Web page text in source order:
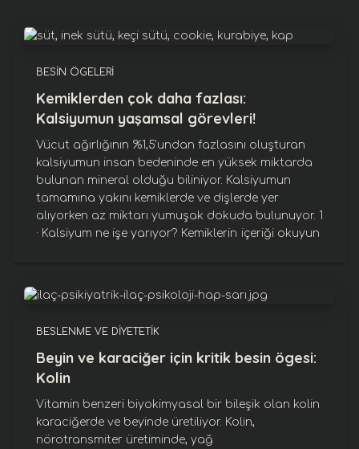
BESIN ÖGELERI
Kemiklerden çok daha fazlası:
Kalsiyumun yaşamsal görevleri!
Vücut ağırlığının %1,5’undan fazlasını oluşturan
kalsiyumun insan bedeninde en yüksek miktarda
bulunan mineral olduğu biliniyor. Kalsiyumun
tamamına yakını kemiklerde ve dişlerde yer
alıyorken az miktarı yumuşak dokuda bulunuyor. 1
· Kalsiyum ne işe yarıyor? Kemiklerin içeriği okuyun
BESLENME VE DIYETETIK
Beyin ve karaciğer için kritik besin ögesi:
Kolin
Vitamin benzeri biyokimyasal bir bileşik olan kolin
karaciğerde ve beyinde üretiliyor. Kolin,
nörotransmiter üretiminde, yağ